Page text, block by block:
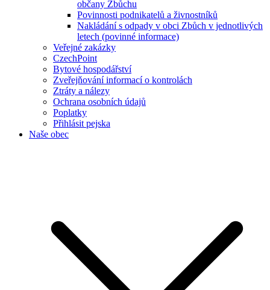
občany Zbůchu
Povinnosti podnikatelů a živnostníků
Nakládání s odpady v obci Zbůch v jednotlivých
letech (povinné informace)
Veřejné zakázky
CzechPoint
Bytové hospodářství
Zveřejňování informací o kontrolách
Ztráty a nálezy
Ochrana osobních údajů
Poplatky
Přihlásit pejska
Naše obec